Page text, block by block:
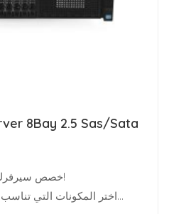
8Bay 2.5 Sas/Sata
خصص سيرفرك كما تشاء، ودع الباقي علينا!
اختر المكونات التي